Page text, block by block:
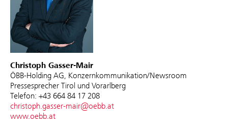
Christoph Gasser-Mair
ÖBB-Holding AG, Konzernkommunikation/Newsroom
Pressesprecher Tirol und Vorarlberg
Telefon: +43 664 84 17 208
christoph.gasser-mair@oebb.at
www.oebb.at